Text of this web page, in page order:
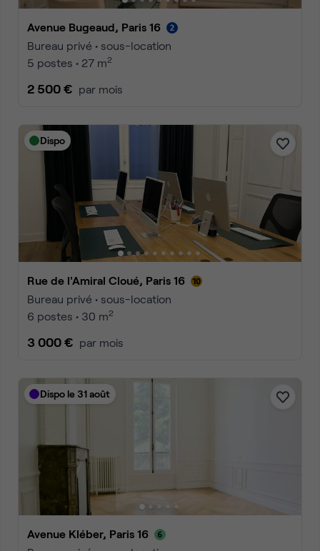
Avenue Bugeaud, Paris 16
Bureau privé • sous-location
5 postes • 27 m2
2 500 € par mois
Dispo
Rue de l'Amiral Cloué, Paris 16
Bureau privé • sous-location
6 postes • 30 m2
3 000 € par mois
Dispo le 31 août
Avenue Kléber, Paris 16